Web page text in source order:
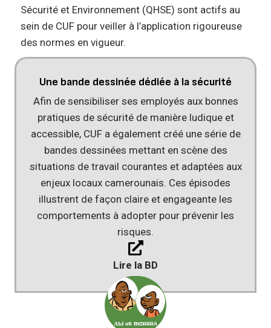
Sécurité et Environnement (QHSE) sont actifs au
sein de CUF pour veiller à l’application rigoureuse
des normes en vigueur.
Une bande dessinée dédiée à la sécurité
Afin de sensibiliser ses employés aux bonnes
pratiques de sécurité de manière ludique et
accessible, CUF a également créé une série de
bandes dessinées mettant en scène des
situations de travail courantes et adaptées aux
enjeux locaux camerounais. Ces épisodes
illustrent de façon claire et engageante les
comportements à adopter pour prévenir les
risques.
Lire la BD